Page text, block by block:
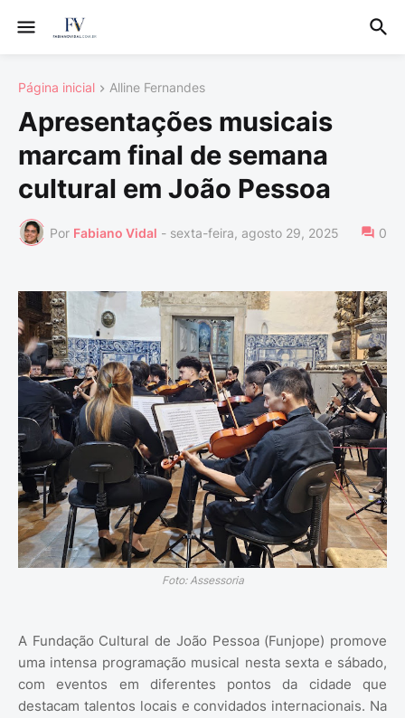
Página inicial Alline Fernandes
Apresentações musicais
marcam final de semana
cultural em João Pessoa
Por Fabiano Vidal - sexta-feira, agosto 29, 2025 0
Foto: Assessoria
A Fundação Cultural de João Pessoa (Funjope) promove
uma intensa programação musical nesta sexta e sábado,
com eventos em diferentes pontos da cidade que
destacam talentos locais e convidados internacionais. Na